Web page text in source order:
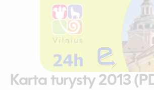
Karta turysty 2013